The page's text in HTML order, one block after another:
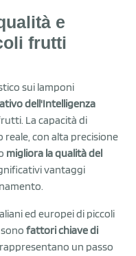
e
frutti
sui lamponi
dell'Intelligenza
La capacità di
con alta precisione
migliora la qualità del
vantaggi
ed europei di piccoli
fattori chiave di
un passo